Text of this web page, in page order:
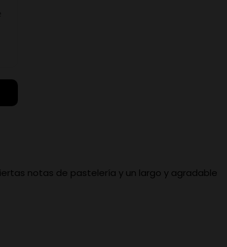
notas de pastelería y un largo y agradable